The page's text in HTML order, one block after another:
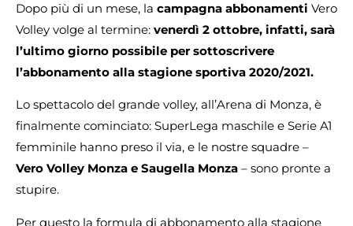
Dopo più di un mese, la campagna abbonamenti Vero
Volley volge al termine: venerdì 2 ottobre, infatti, sarà
l’ultimo giorno possibile per sottoscrivere
l’abbonamento alla stagione sportiva 2020/2021.
Lo spettacolo del grande volley, all’Arena di Monza, è
finalmente cominciato: SuperLega maschile e Serie A1
femminile hanno preso il via, e le nostre squadre –
Vero Volley Monza e Saugella Monza – sono pronte a
stupire.
Per questo la formula di abbonamento alla stagione